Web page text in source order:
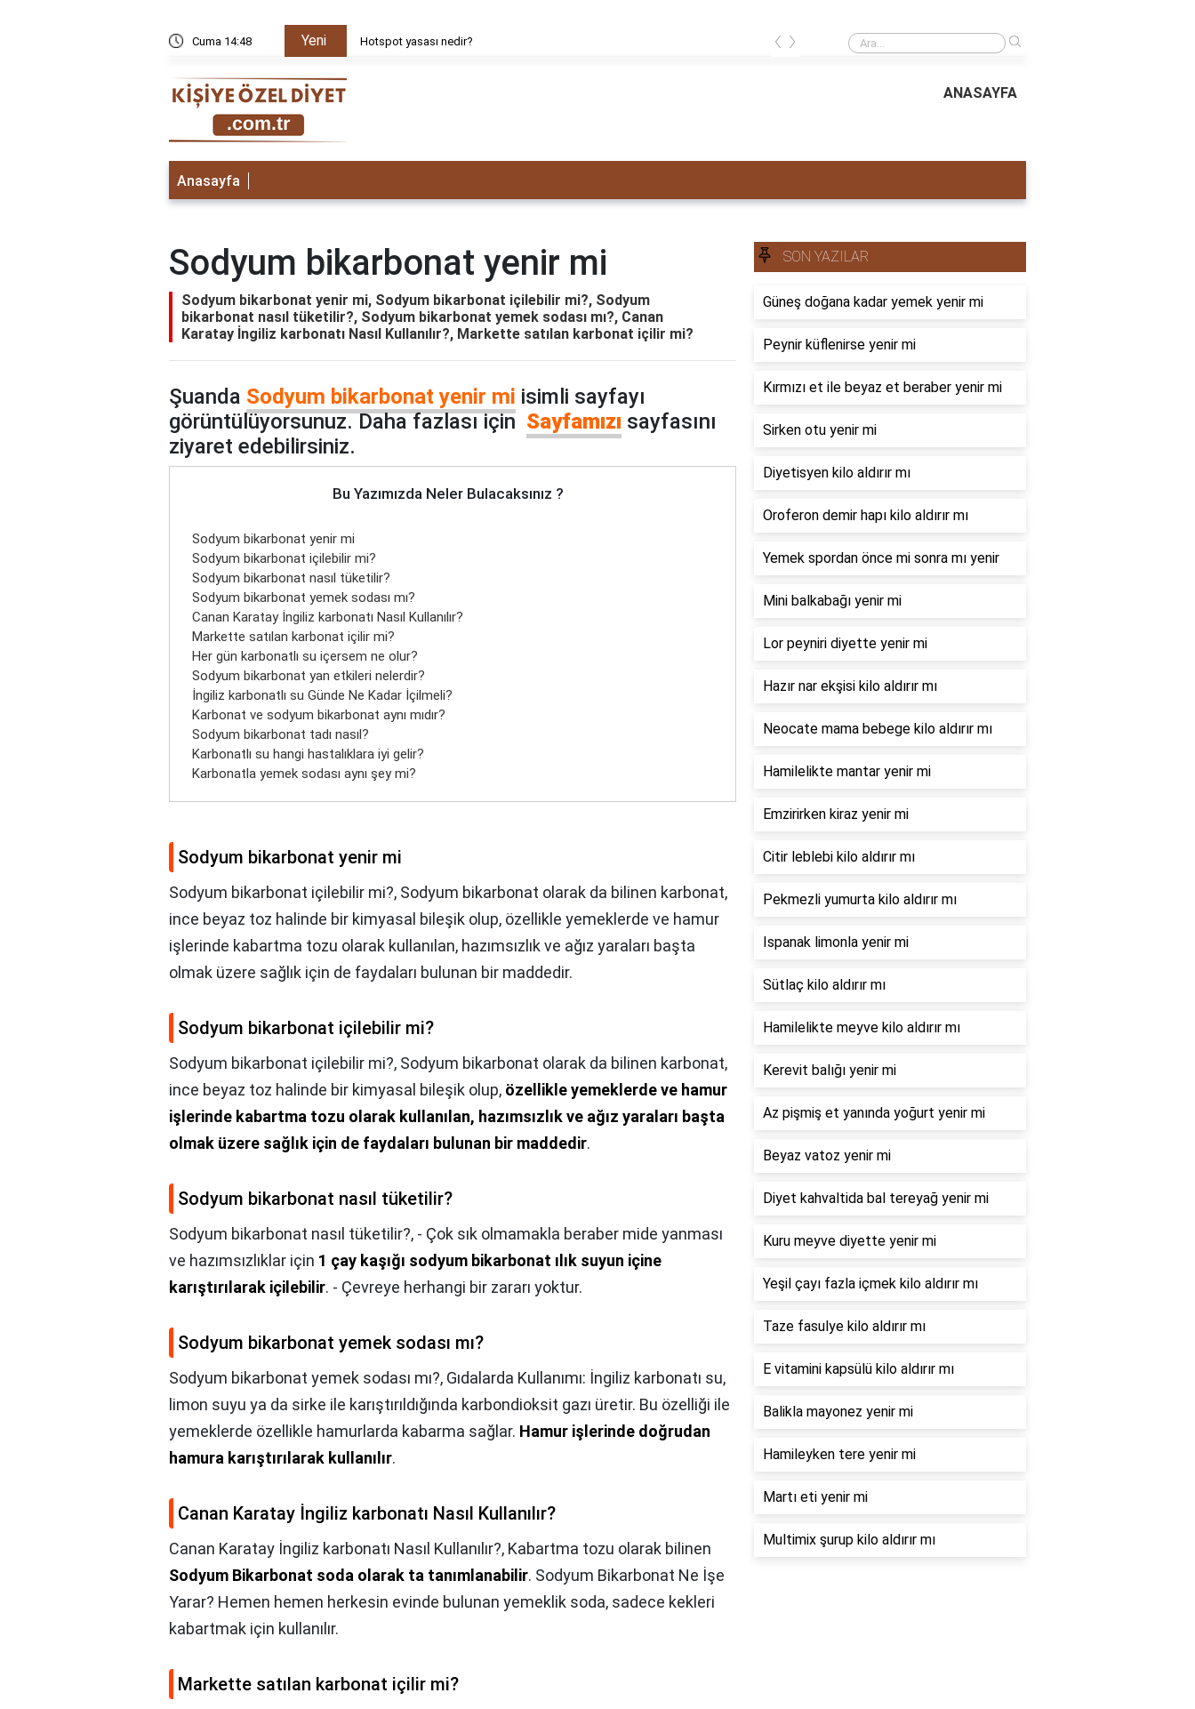
Cuma 14:48 Yeni Hotspot yasası nedir? Hotspot yasası nedir?
‹ ›
ANASAYFA
Anasayfa
Sodyum bikarbonat yenir mi
Sodyum bikarbonat yenir mi, Sodyum bikarbonat içilebilir mi?, Sodyum
bikarbonat nasıl tüketilir?, Sodyum bikarbonat yemek sodası mı?, Canan
Karatay İngiliz karbonatı Nasıl Kullanılır?, Markette satılan karbonat içilir mi?
Şuanda Sodyum bikarbonat yenir mi isimli sayfayı
görüntülüyorsunuz. Daha fazlası için Sayfamızı sayfasını
ziyaret edebilirsiniz.
Bu Yazımızda Neler Bulacaksınız ?
Sodyum bikarbonat yenir mi
Sodyum bikarbonat içilebilir mi?
Sodyum bikarbonat nasıl tüketilir?
Sodyum bikarbonat yemek sodası mı?
Canan Karatay İngiliz karbonatı Nasıl Kullanılır?
Markette satılan karbonat içilir mi?
Her gün karbonatlı su içersem ne olur?
Sodyum bikarbonat yan etkileri nelerdir?
İngiliz karbonatlı su Günde Ne Kadar İçilmeli?
Karbonat ve sodyum bikarbonat aynı mıdır?
Sodyum bikarbonat tadı nasıl?
Karbonatlı su hangi hastalıklara iyi gelir?
Karbonatla yemek sodası aynı şey mi?
Sodyum bikarbonat yenir mi
Sodyum bikarbonat içilebilir mi?, Sodyum bikarbonat olarak da bilinen karbonat,
ince beyaz toz halinde bir kimyasal bileşik olup, özellikle yemeklerde ve hamur
işlerinde kabartma tozu olarak kullanılan, hazımsızlık ve ağız yaraları başta
olmak üzere sağlık için de faydaları bulunan bir maddedir.
Sodyum bikarbonat içilebilir mi?
Sodyum bikarbonat içilebilir mi?, Sodyum bikarbonat olarak da bilinen karbonat,
ince beyaz toz halinde bir kimyasal bileşik olup, özellikle yemeklerde ve hamur
işlerinde kabartma tozu olarak kullanılan, hazımsızlık ve ağız yaraları başta
olmak üzere sağlık için de faydaları bulunan bir maddedir.
Sodyum bikarbonat nasıl tüketilir?
Sodyum bikarbonat nasıl tüketilir?, - Çok sık olmamakla beraber mide yanması
ve hazımsızlıklar için 1 çay kaşığı sodyum bikarbonat ılık suyun içine
karıştırılarak içilebilir. - Çevreye herhangi bir zararı yoktur.
Sodyum bikarbonat yemek sodası mı?
Sodyum bikarbonat yemek sodası mı?, Gıdalarda Kullanımı: İngiliz karbonatı su,
limon suyu ya da sirke ile karıştırıldığında karbondioksit gazı üretir. Bu özelliği ile
yemeklerde özellikle hamurlarda kabarma sağlar. Hamur işlerinde doğrudan
hamura karıştırılarak kullanılır.
Canan Karatay İngiliz karbonatı Nasıl Kullanılır?
Canan Karatay İngiliz karbonatı Nasıl Kullanılır?, Kabartma tozu olarak bilinen
Sodyum Bikarbonat soda olarak ta tanımlanabilir. Sodyum Bikarbonat Ne İşe
Yarar? Hemen hemen herkesin evinde bulunan yemeklik soda, sadece kekleri
kabartmak için kullanılır.
Markette satılan karbonat içilir mi?
SON YAZILAR
Güneş doğana kadar yemek yenir mi
Peynir küflenirse yenir mi
Kırmızı et ile beyaz et beraber yenir mi
Sirken otu yenir mi
Diyetisyen kilo aldırır mı
Oroferon demir hapı kilo aldırır mı
Yemek spordan önce mi sonra mı yenir
Mini balkabağı yenir mi
Lor peyniri diyette yenir mi
Hazır nar ekşisi kilo aldırır mı
Neocate mama bebege kilo aldırır mı
Hamilelikte mantar yenir mi
Emzirirken kiraz yenir mi
Citir leblebi kilo aldırır mı
Pekmezli yumurta kilo aldırır mı
Ispanak limonla yenir mi
Sütlaç kilo aldırır mı
Hamilelikte meyve kilo aldırır mı
Kerevit balığı yenir mi
Az pişmiş et yanında yoğurt yenir mi
Beyaz vatoz yenir mi
Diyet kahvaltida bal tereyağ yenir mi
Kuru meyve diyette yenir mi
Yeşil çayı fazla içmek kilo aldırır mı
Taze fasulye kilo aldırır mı
E vitamini kapsülü kilo aldırır mı
Balikla mayonez yenir mi
Hamileyken tere yenir mi
Martı eti yenir mi
Multimix şurup kilo aldırır mı